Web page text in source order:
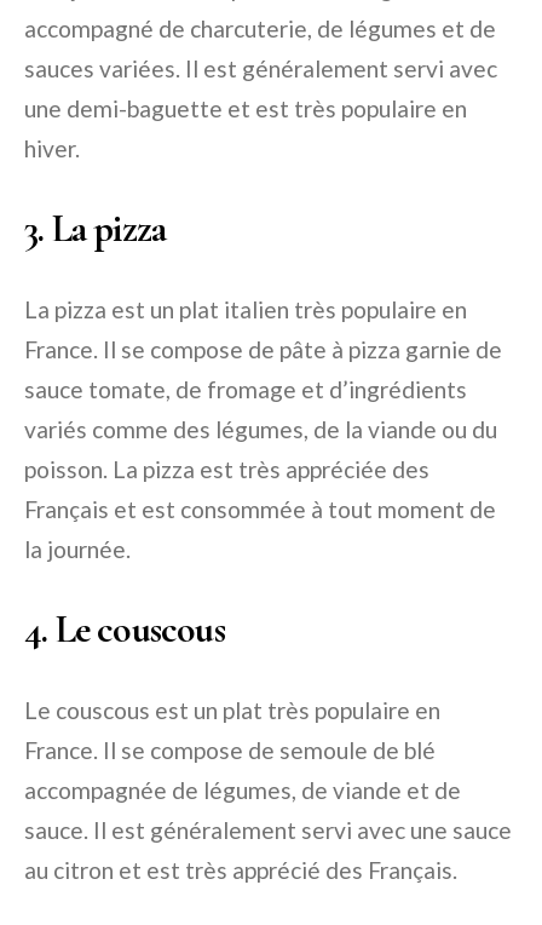
accompagné de charcuterie, de légumes et de
sauces variées. Il est généralement servi avec
une demi-baguette et est très populaire en
hiver.
3. La pizza
La pizza est un plat italien très populaire en
France. Il se compose de pâte à pizza garnie de
sauce tomate, de fromage et d’ingrédients
variés comme des légumes, de la viande ou du
poisson. La pizza est très appréciée des
Français et est consommée à tout moment de
la journée.
4. Le couscous
Le couscous est un plat très populaire en
France. Il se compose de semoule de blé
accompagnée de légumes, de viande et de
sauce. Il est généralement servi avec une sauce
au citron et est très apprécié des Français.